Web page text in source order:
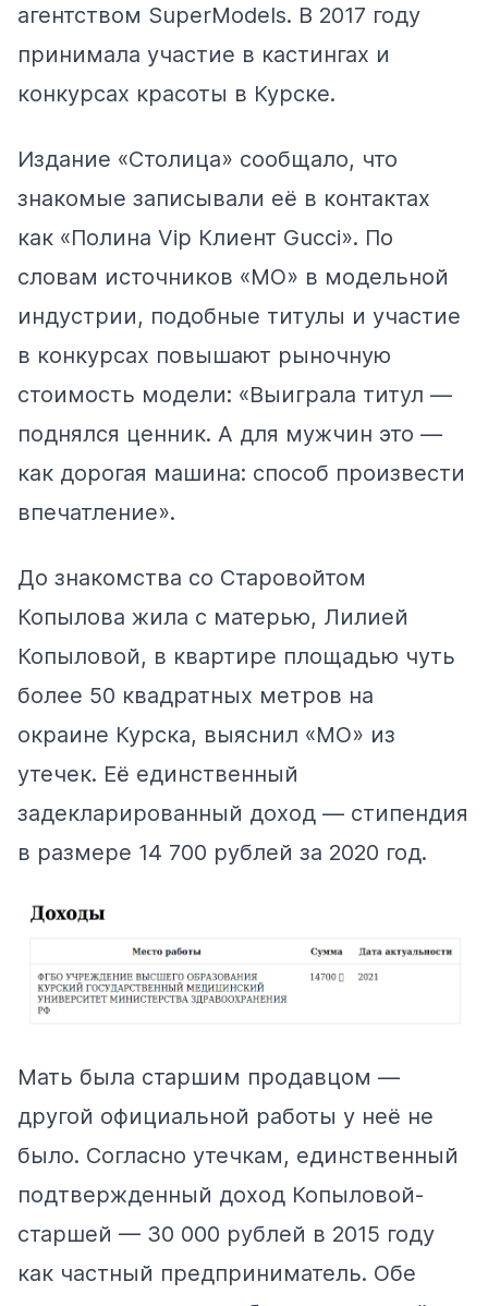
агентством SuperModels. В 2017 году
принимала участие в кастингах и
конкурсах красоты в Курске.
Издание «Столица» сообщало, что
знакомые записывали её в контактах
как «Полина Vip Клиент Gucci». По
словам источников «МО» в модельной
индустрии, подобные титулы и участие
в конкурсах повышают рыночную
стоимость модели: «Выиграла титул —
поднялся ценник. А для мужчин это —
как дорогая машина: способ произвести
впечатление».
До знакомства со Старовойтом
Копылова жила с матерью, Лилией
Копыловой, в квартире площадью чуть
более 50 квадратных метров на
окраине Курска, выяснил «МО» из
утечек. Её единственный
задекларированный доход — стипендия
в размере 14 700 рублей за 2020 год.
Мать была старшим продавцом —
другой официальной работы у неё не
было. Согласно утечкам, единственный
подтвержденный доход Копыловой-
старшей — 30 000 рублей в 2015 году
как частный предприниматель. Обе